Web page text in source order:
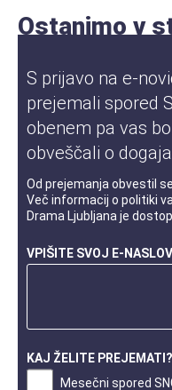
Ostanimo v
S prijavo na e-
prejemali spored
obenem pa vas
obveščali o
Od prejemanja obvestil
Več informacij o politiki
Drama Ljubljana je
VPIŠITE SVOJ E-
KAJ ŽELITE
Mesečni spored